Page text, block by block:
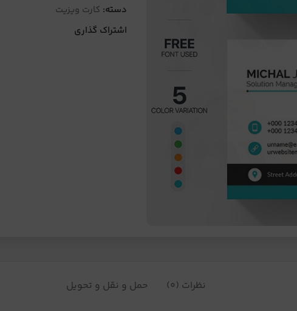
دسته: کارت ویزیت
اشتراک گذاری
نظرات (0) حمل و نقل و تحویل